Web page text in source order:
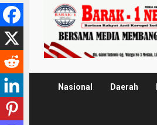
Nasional Daerah